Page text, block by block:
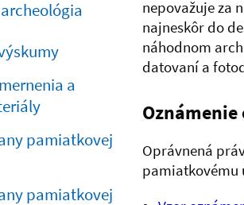
a
pamiatkovej
pamiatkovej
nepovažuje za
najneskôr do
náhodnom
datovaní a
Oznámenie
Oprávnená
pamiatkovému